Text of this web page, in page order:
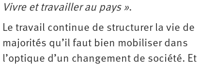
Vivre et travailler au pays ».
Le travail continue de structurer la vie de
majorités qu’il faut bien mobiliser dans
l’optique d’un changement de société. Et